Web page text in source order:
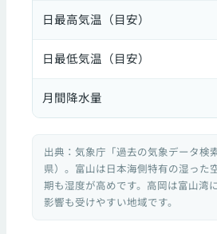
日最高気温（目安）
日最低気温（目安）
月間降水量
出典：気象庁「過去の気象データ検
県）。富山は日本海側特有の湿った
期も湿度が高めです。高岡は富山湾
影響も受けやすい地域です。